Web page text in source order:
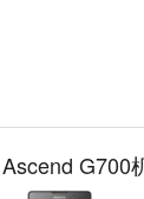
Ascend G700